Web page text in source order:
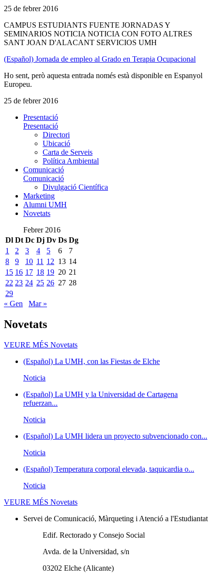
25 de febrer 2016
CAMPUS ESTUDIANTS FUENTE JORNADAS Y
SEMINARIOS NOTICIA NOTICIA CON FOTO ALTRES
SANT JOAN D'ALACANT SERVICIOS UMH
(Español) Jornada de empleo al Grado en Terapia Ocupacional
Ho sent, però aquesta entrada només està disponible en Espanyol
Europeu.
25 de febrer 2016
Presentació
Presentació
Directori
Ubicació
Carta de Serveis
Política Ambiental
Comunicació
Comunicació
Divulgació Científica
Marketing
Alumni UMH
Novetats
Febrer 2016
Dl Dt Dc Dj Dv Ds Dg
1
2 3 4 5 6
7
8
9 10 11 12 13 14
15 16 17 18 19 20 21
22 23 24 25 26 27 28
29
« Gen
Mar »
Novetats
VEURE MÉS Novetats
(Español) La UMH, con las Fiestas de Elche
Noticia
(Español) La UMH y la Universidad de Cartagena
refuerzan...
Noticia
(Español) La UMH lidera un proyecto subvencionado con...
Noticia
(Español) Temperatura corporal elevada, taquicardia o...
Noticia
VEURE MÉS Novetats
Servei de Comunicació, Màrqueting i Atenció a l'Estudiantat
Edif. Rectorado y Consejo Social
Avda. de la Universidad, s/n
03202 Elche (Alicante)